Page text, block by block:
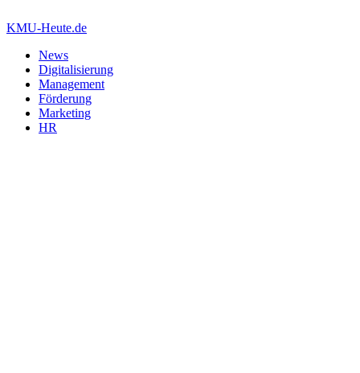
Inhalt
KMU-Heute.de
News
Digitalisierung
Management
Förderung
Marketing
HR